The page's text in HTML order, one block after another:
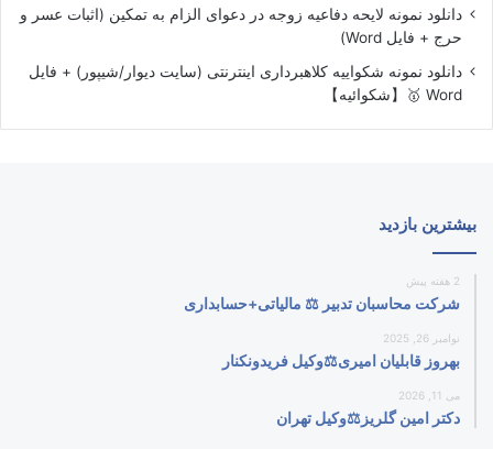
دانلود نمونه لایحه دفاعیه زوجه در دعوای الزام به تمکین (اثبات عسر و
حرج + فایل Word)
دانلود نمونه شکواییه کلاهبرداری اینترنتی (سایت دیوار/شیپور) + فایل
Word 🥇【شکوائیه】
بیشترین بازدید
2 هفته پیش
شرکت محاسبان تدبیر ⚖️ مالیاتی+حسابداری
نوامبر 26, 2025
بهروز قابلیان امیری⚖️وکیل فریدونکنار
می 11, 2026
دکتر امین گلریز⚖️وکیل تهران